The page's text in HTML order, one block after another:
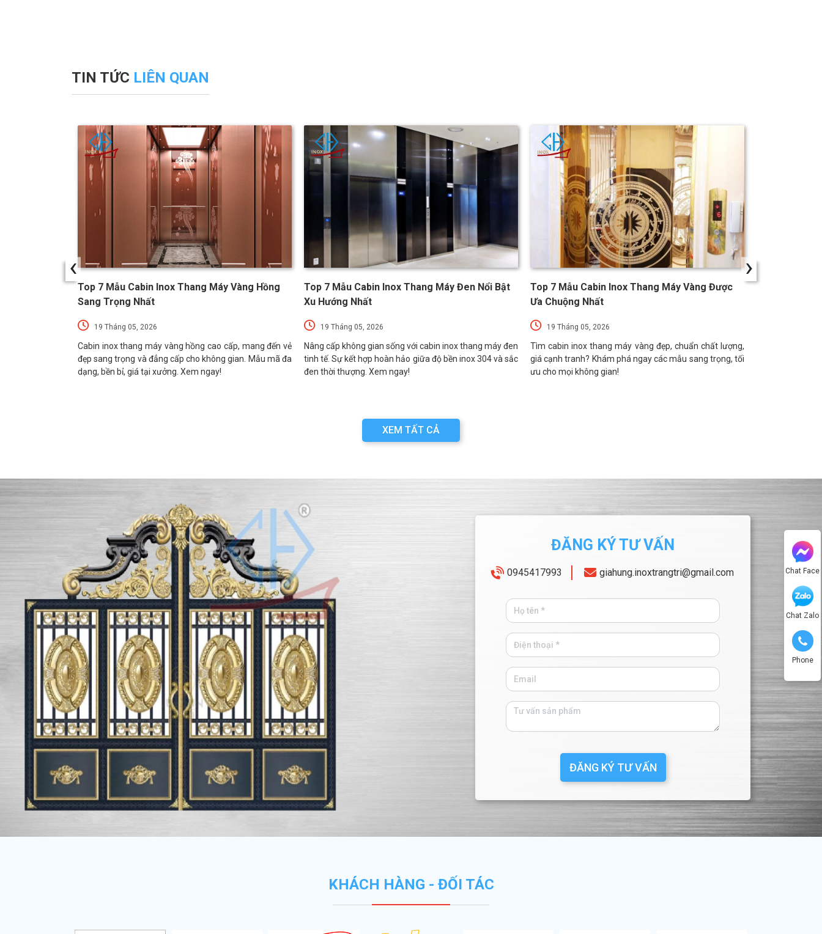
Chat Face
Chat Zalo
Phone
TIN TỨC LIÊN QUAN
Top 7 Mẫu Cabin Inox Thang Máy Vàng Hồng
Sang Trọng Nhất
19 Tháng 05, 2026
Cabin inox thang máy vàng hồng cao cấp, mang đến vẻ
đẹp sang trọng và đẳng cấp cho không gian. Mẫu mã đa
dạng, bền bỉ, giá tại xưởng. Xem ngay!
Top 7 Mẫu Cabin Inox Thang Máy Đen Nổi Bật
Xu Hướng Nhất
19 Tháng 05, 2026
Nâng cấp không gian sống với cabin inox thang máy đen
tinh tế. Sự kết hợp hoàn hảo giữa độ bền inox 304 và sắc
đen thời thượng. Xem ngay!
Top 7 Mẫu Cabin Inox Thang Máy Vàng Được
Ưa Chuộng Nhất
19 Tháng 05, 2026
Tìm cabin inox thang máy vàng đẹp, chuẩn chất lượng,
giá cạnh tranh? Khám phá ngay các mẫu sang trọng, tối
ưu cho mọi không gian!
Tấm Inox
‹ ›
XEM TẤT CẢ
ĐĂNG KÝ TƯ VẤN
0945417993 giahung.inoxtrangtri@gmail.com
ĐĂNG KÝ TƯ VẤN
KHÁCH HÀNG - ĐỐI TÁC